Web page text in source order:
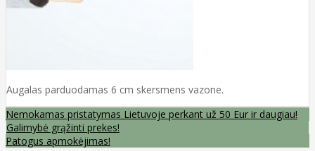
Augalas parduodamas 6 cm skersmens vazone.
Nemokamas pristatymas Lietuvoje perkant už 50 Eur ir daugiau!
Galimybė grąžinti prekes!
Patogus apmokėjimas!